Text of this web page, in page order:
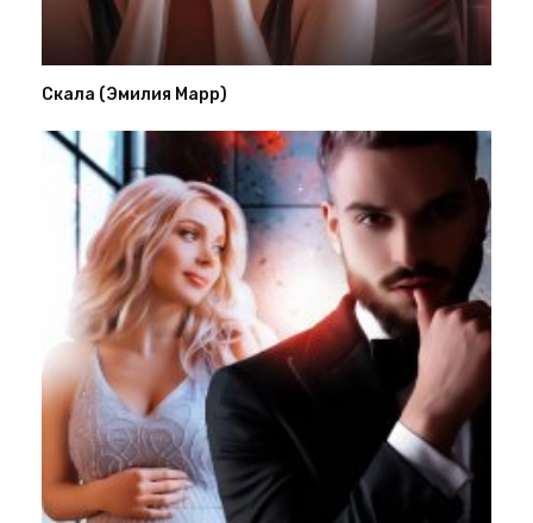
Скала (Эмилия Марр)